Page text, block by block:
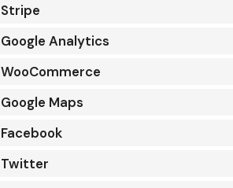
Stripe
Google Analytics
WooCommerce
Google Maps
Facebook
Twitter